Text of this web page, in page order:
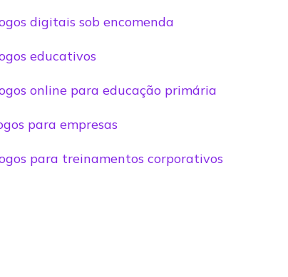
digitais sob encomenda
educativos
online para educação primária
para empresas
para treinamentos corporativos